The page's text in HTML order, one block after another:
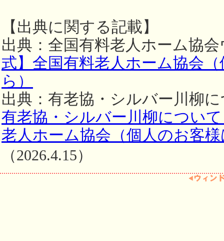
【出典に関する記載】
出典：全国有料老人ホーム協
式】全国有料老人ホーム協会
ら）
出典：有老協・シルバー川柳
有老協・シルバー川柳につい
老人ホーム協会（個人のお客
（2026.4.15）